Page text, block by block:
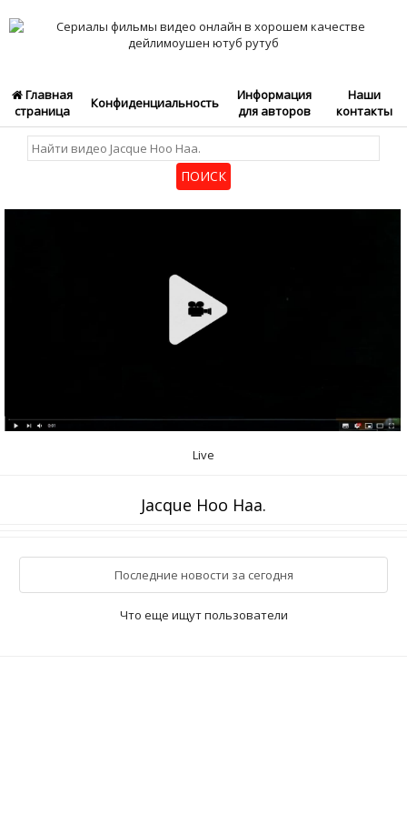
Главная
страница
Конфиденциальность
Информация
для авторов
Наши
контакты
Live
Jacque Hoo Haa.
Последние новости за сегодня
Что еще ищут пользователи